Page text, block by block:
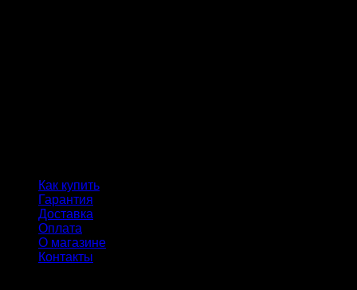
Как купить
Гарантия
Доставка
Оплата
О магазине
Контакты